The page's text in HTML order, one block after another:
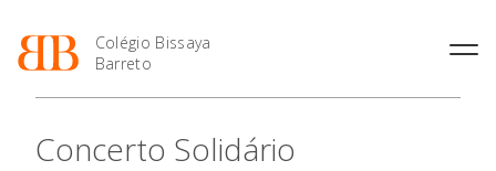
Colégio Bissaya
Barreto
Projeto Educativo
Enriquecimento Curricular
Profissionais
2027
Concerto Solidário